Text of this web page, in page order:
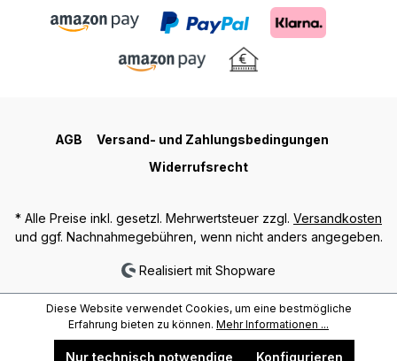
AGB
Versand- und Zahlungsbedingungen
Widerrufsrecht
* Alle Preise inkl. gesetzl. Mehrwertsteuer zzgl. Versandkosten
und ggf. Nachnahmegebühren, wenn nicht anders angegeben.
Realisiert mit Shopware
Diese Website verwendet Cookies, um eine bestmögliche
Erfahrung bieten zu können. Mehr Informationen ...
Nur technisch notwendige Konfigurieren